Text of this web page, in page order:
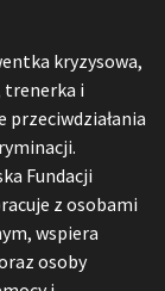
kryzysowa,
trenerka i
przeciwdziałania
Fundacji
z osobami
wspiera
osoby